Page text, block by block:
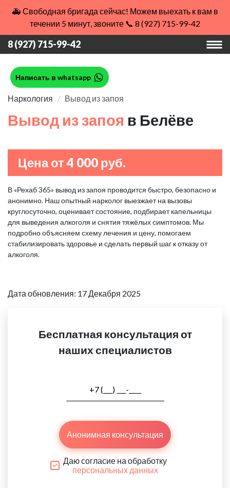
🚑 Свободная бригада сейчас! Можем выехать к вам в
течении 5 минут, звоните 📞 8 (927) 715-99-42
8 (927) 715-99-42
Написать в whatsapp
Наркология Вывод из запоя
Вывод из запоя в Белёве
Цена от 4 000 руб.
В «Рехаб 365» вывод из запоя проводится быстро, безопасно и
анонимно. Наш опытный нарколог выезжает на вызовы
круглосуточно, оценивает состояние, подбирает капельницы
для выведения алкоголя и снятия тяжёлых симптомов. Мы
подробно объясняем схему лечения и цену, помогаем
стабилизировать здоровье и сделать первый шаг к отказу от
алкоголя.
Дата обновления: 17 Декабря 2025
Бесплатная консультация от
наших специалистов
Анонимная консультация
Даю согласие на обработку
персональных данных